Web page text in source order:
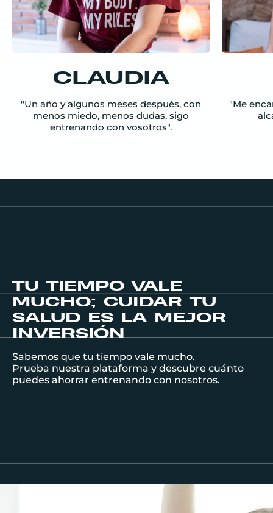
CLAUDIA
"Un año y algunos meses después, con
menos miedo, menos dudas, sigo
entrenando con vosotros".
"Me
TU TIEMPO VALE
MUCHO; CUIDAR TU
SALUD ES LA MEJOR
INVERSIÓN
Sabemos que tu tiempo vale mucho.
Prueba nuestra plataforma y descubre cuánto
puedes ahorrar entrenando con nosotros.